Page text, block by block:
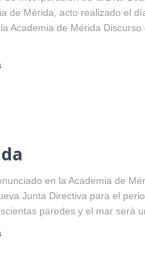
de Mérida, acto realizado el
Academia de Mérida
en la Academia de
Junta Directiva para el
paredes y el mar será